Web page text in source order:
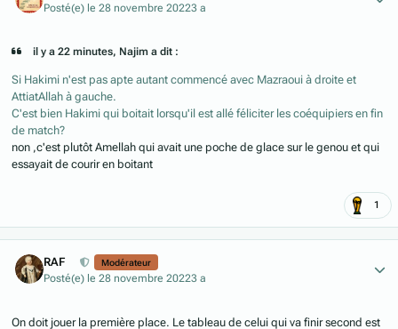
Posté(e) le 28 novembre 20223 a
il y a 22 minutes, Najim a dit :
Si Hakimi n'est pas apte autant commencé avec Mazraoui à droite et
AttiatAllah à gauche.
C'est bien Hakimi qui boitait lorsqu'il est allé féliciter les coéquipiers en fin
de match?
non ,c'est plutôt Amellah qui avait une poche de glace sur le genou et qui
essayait de courir en boitant
1
RAF Modérateur
Posté(e) le 28 novembre 20223 a
On doit jouer la première place. Le tableau de celui qui va finir second est